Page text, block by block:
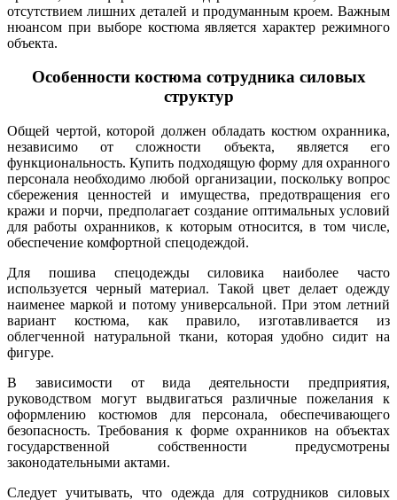
отсутствием лишних деталей и продуманным кроем. Важным
нюансом при выборе костюма является характер режимного
объекта.
Особенности костюма сотрудника силовых
структур
Общей чертой, которой должен обладать костюм охранника,
независимо от сложности объекта, является его
функциональность. Купить подходящую форму для охранного
персонала необходимо любой организации, поскольку вопрос
сбережения ценностей и имущества, предотвращения его
кражи и порчи, предполагает создание оптимальных условий
для работы охранников, к которым относится, в том числе,
обеспечение комфортной спецодеждой.
Для пошива спецодежды силовика наиболее часто
используется черный материал. Такой цвет делает одежду
наименее маркой и потому универсальной. При этом летний
вариант костюма, как правило, изготавливается из
облегченной натуральной ткани, которая удобно сидит на
фигуре.
В зависимости от вида деятельности предприятия,
руководством могут выдвигаться различные пожелания к
оформлению костюмов для персонала, обеспечивающего
безопасность. Требования к форме охранников на объектах
государственной собственности предусмотрены
законодательными актами.
Следует учитывать, что одежда для сотрудников силовых